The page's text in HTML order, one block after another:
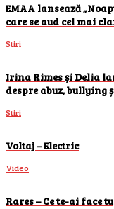
EMAA lansează
care se aud cel mai
Stiri
Irina Rimes și Delia
despre abuz, bullying
Stiri
Voltaj – Electric
Video
Rares – Ce te-ai face tu